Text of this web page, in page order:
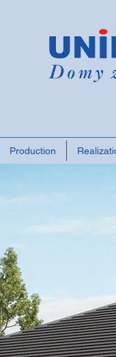
Production